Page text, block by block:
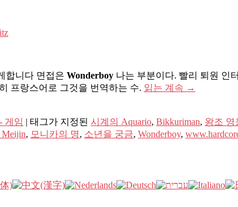
합니다 면접은 Wonderboy 나는 부분이다. 빨리 퇴원 인
프랑스어로 그것을 번역하는 수. 읽는 계속 →
게임 | 태그가 지정된 시계의 Aquario, Bikkuriman, 왕조 영
, 모니카의 명, 소년을 궁금, Wonderboy,